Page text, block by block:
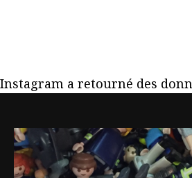
Instagram a retourné des